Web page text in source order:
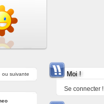
ou suivante Moi !
Se connecter !